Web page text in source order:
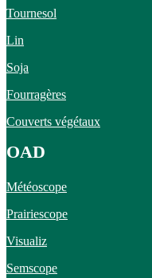
Tournesol
Lin
Soja
Fourragères
Couverts végétaux
OAD
Météoscope
Prairiescope
Visualiz
Semscope